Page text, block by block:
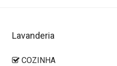
Lavanderia
COZINHA